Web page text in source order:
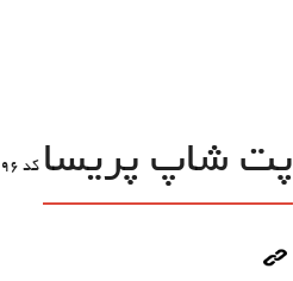
پت شاپ پریسا کد 96